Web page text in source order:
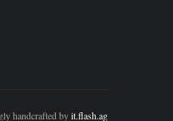
handcrafted byit.flash.ag